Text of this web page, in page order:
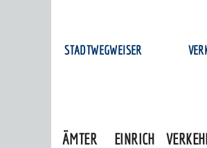
STADTWEGWEISER
ÄMTER
EINRICHTUNGEN